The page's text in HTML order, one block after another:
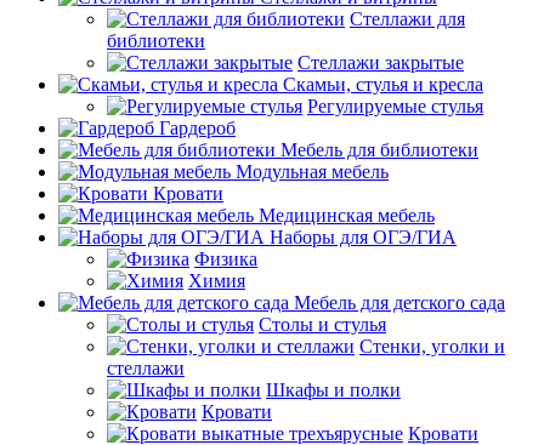
Стеллажи для
библиотеки
Стеллажи закрытые
Скамьи, стулья и кресла
Регулируемые стулья
Гардероб
Мебель для библиотеки
Модульная мебель
Кровати
Медицинская мебель
Наборы для ОГЭ/ГИА
Физика
Химия
Мебель для детского сада
Столы и стулья
Стенки, уголки и
стеллажи
Шкафы и полки
Кровати
Кровати